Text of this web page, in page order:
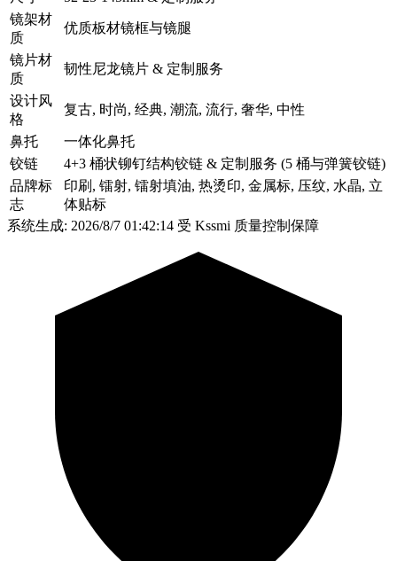
镜架材
质
优质板材镜框与镜腿
镜片材
质
韧性尼龙镜片 & 定制服务
设计风
格
复古, 时尚, 经典, 潮流, 流行, 奢华, 中性
鼻托
一体化鼻托
铰链
4+3 桶状铆钉结构铰链 & 定制服务 (5 桶与弹簧铰链)
品牌标
志
印刷, 镭射, 镭射填油, 热烫印, 金属标, 压纹, 水晶, 立
体贴标
系统生成: 2026/8/7 01:42:14 受 Kssmi 质量控制保障